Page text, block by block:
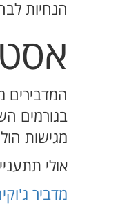
הנחיות
בגורמים
מגישות
אולי
מדביר